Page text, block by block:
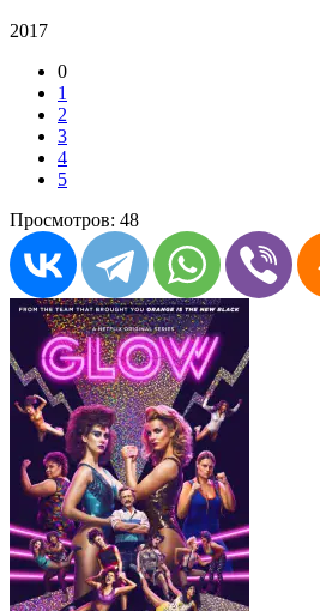
2017
0
1
2
3
4
5
Просмотров: 48